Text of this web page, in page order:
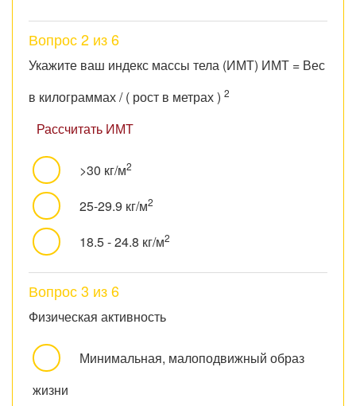
Вопрос 2 из 6
Укажите ваш индекс массы тела (ИМТ) ИМТ = Вес
в килограммах / ( рост в метрах ) 2
Рассчитать ИМТ
>30 кг/м2
25-29.9 кг/м2
18.5 - 24.8 кг/м2
Вопрос 3 из 6
Физическая активность
Минимальная, малоподвижный образ
жизни